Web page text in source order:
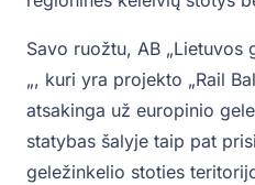
Savo ruožtu, AB „Lietuvos
„, kuri yra projekto „Rail
atsakinga už europinio
statybas šalyje taip pat
geležinkelio stoties